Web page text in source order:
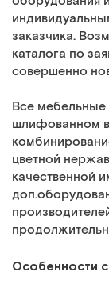
заказчика.
каталога по
совершенно
Все мебельные
шлифованном
цветной
качественной
Особенности